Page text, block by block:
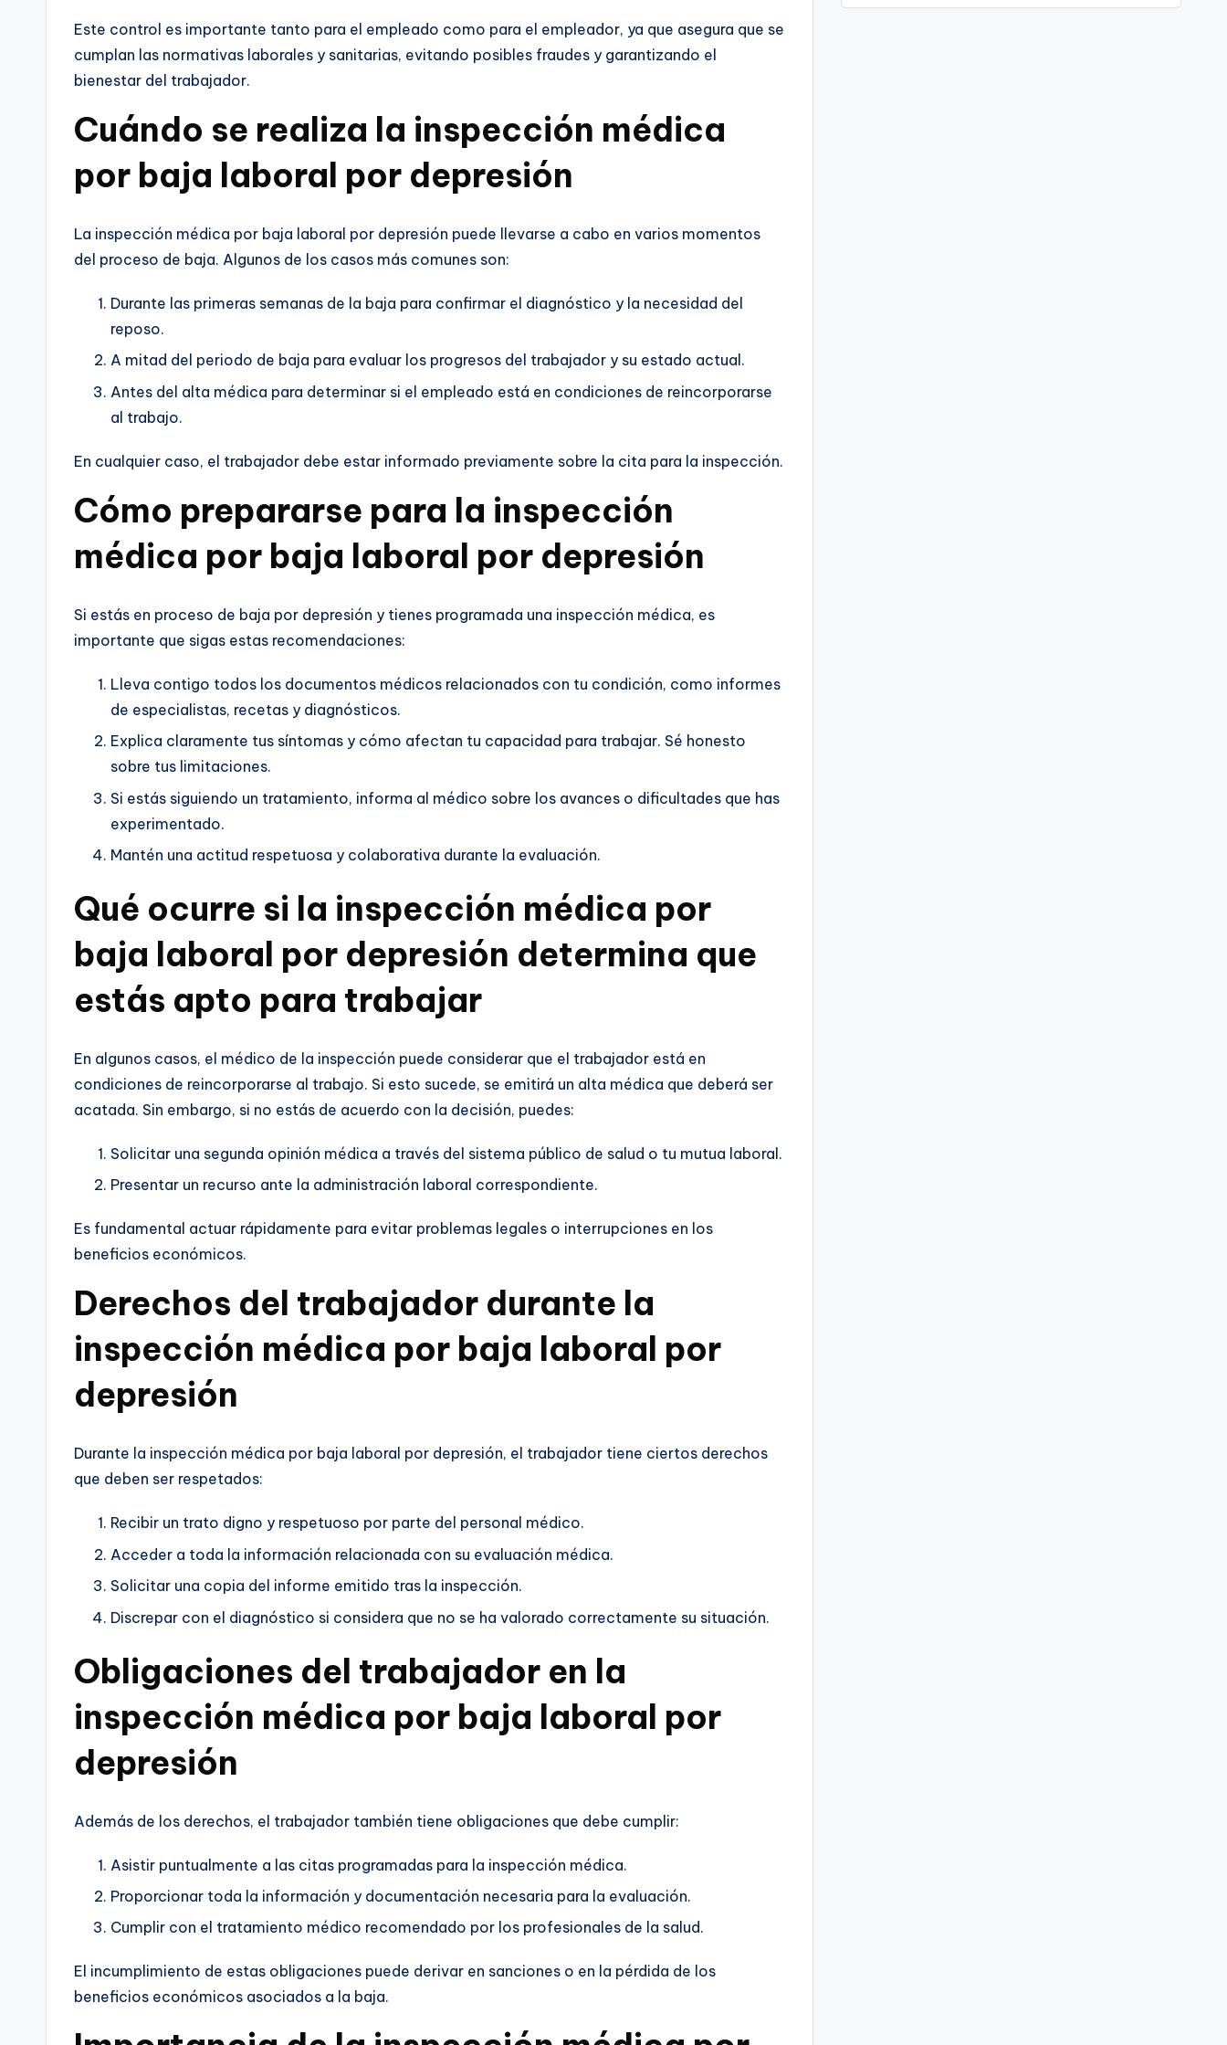
Este control es importante tanto para el empleado como para el empleador, ya que asegura que se
cumplan las normativas laborales y sanitarias, evitando posibles fraudes y garantizando el
bienestar del trabajador.
Cuándo se realiza la inspección médica
por baja laboral por depresión
La inspección médica por baja laboral por depresión puede llevarse a cabo en varios momentos
del proceso de baja. Algunos de los casos más comunes son:
Durante las primeras semanas de la baja para confirmar el diagnóstico y la necesidad del
reposo.
A mitad del periodo de baja para evaluar los progresos del trabajador y su estado actual.
Antes del alta médica para determinar si el empleado está en condiciones de reincorporarse
al trabajo.
En cualquier caso, el trabajador debe estar informado previamente sobre la cita para la inspección.
Cómo prepararse para la inspección
médica por baja laboral por depresión
Si estás en proceso de baja por depresión y tienes programada una inspección médica, es
importante que sigas estas recomendaciones:
Lleva contigo todos los documentos médicos relacionados con tu condición, como informes
de especialistas, recetas y diagnósticos.
Explica claramente tus síntomas y cómo afectan tu capacidad para trabajar. Sé honesto
sobre tus limitaciones.
Si estás siguiendo un tratamiento, informa al médico sobre los avances o dificultades que has
experimentado.
Mantén una actitud respetuosa y colaborativa durante la evaluación.
Qué ocurre si la inspección médica por
baja laboral por depresión determina que
estás apto para trabajar
En algunos casos, el médico de la inspección puede considerar que el trabajador está en
condiciones de reincorporarse al trabajo. Si esto sucede, se emitirá un alta médica que deberá ser
acatada. Sin embargo, si no estás de acuerdo con la decisión, puedes:
Solicitar una segunda opinión médica a través del sistema público de salud o tu mutua laboral.
Presentar un recurso ante la administración laboral correspondiente.
Es fundamental actuar rápidamente para evitar problemas legales o interrupciones en los
beneficios económicos.
Derechos del trabajador durante la
inspección médica por baja laboral por
depresión
Durante la inspección médica por baja laboral por depresión, el trabajador tiene ciertos derechos
que deben ser respetados:
Recibir un trato digno y respetuoso por parte del personal médico.
Acceder a toda la información relacionada con su evaluación médica.
Solicitar una copia del informe emitido tras la inspección.
Discrepar con el diagnóstico si considera que no se ha valorado correctamente su situación.
Obligaciones del trabajador en la
inspección médica por baja laboral por
depresión
Además de los derechos, el trabajador también tiene obligaciones que debe cumplir:
Asistir puntualmente a las citas programadas para la inspección médica.
Proporcionar toda la información y documentación necesaria para la evaluación.
Cumplir con el tratamiento médico recomendado por los profesionales de la salud.
El incumplimiento de estas obligaciones puede derivar en sanciones o en la pérdida de los
beneficios económicos asociados a la baja.